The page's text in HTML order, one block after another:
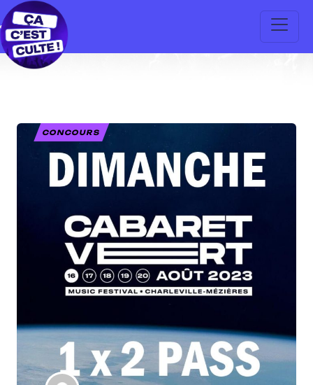
CONCOURS